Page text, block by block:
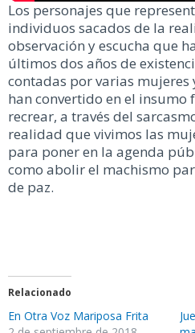
Los personajes que
individuos sacados de la
observación y escucha que
últimos dos años de
contadas por varias mujeres
han convertido en el
recrear, a través del
realidad que vivimos las
para poner en la agenda
como abolir el machismo
de paz.
Relacionado
En Otra Voz Mariposa Frita